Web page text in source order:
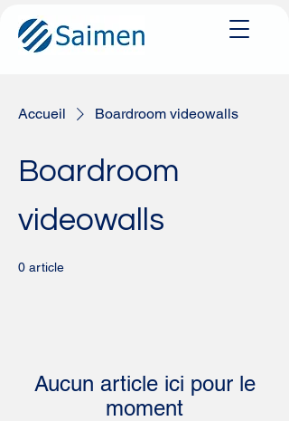
Accueil Boardroom videowalls
Boardroom
videowalls
0 article
Aucun article ici pour le
moment